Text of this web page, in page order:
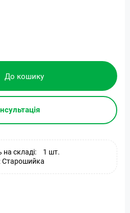
До кошику
на складі:
1 шт.
Старошийка